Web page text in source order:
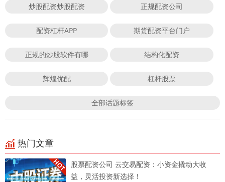
炒股配资炒股配资 正规配资公司
配资杠杆APP 期货配资平台门户
正规的炒股软件有哪 结构化配资
辉煌优配 杠杆股票
全部话题标签
热门文章
股票配资公司 云交易配资：小资金撬动大收
益，灵活投资新选择！